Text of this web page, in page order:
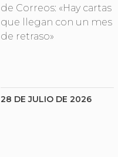
de Correos: «Hay cartas
que llegan con un mes
de retraso»
28 DE JULIO DE 2026